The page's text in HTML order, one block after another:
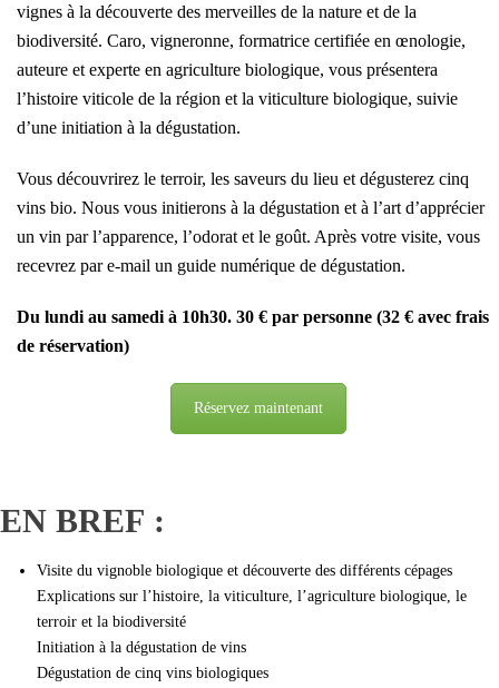
vignes à la découverte des merveilles de la nature et de la
biodiversité. Caro, vigneronne, formatrice certifiée en œnologie,
auteure et experte en agriculture biologique, vous présentera
l’histoire viticole de la région et la viticulture biologique, suivie
d’une initiation à la dégustation.
Vous découvrirez le terroir, les saveurs du lieu et dégusterez cinq
vins bio. Nous vous initierons à la dégustation et à l’art d’apprécier
un vin par l’apparence, l’odorat et le goût. Après votre visite, vous
recevrez par e-mail un guide numérique de dégustation.
Du lundi au samedi à 10h30. 30 € par personne (32 € avec frais
de réservation)
Réservez maintenant
EN BREF :
Visite du vignoble biologique et découverte des différents cépages
Explications sur l’histoire, la viticulture, l’agriculture biologique, le
terroir et la biodiversité
Initiation à la dégustation de vins
Dégustation de cinq vins biologiques